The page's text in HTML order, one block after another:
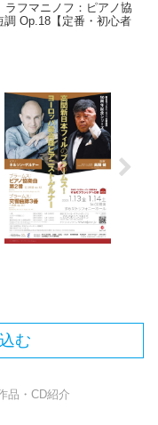
ラフマニノフ：ピアノ協
調 Op.18【定番・初心者
む
品・CD紹介